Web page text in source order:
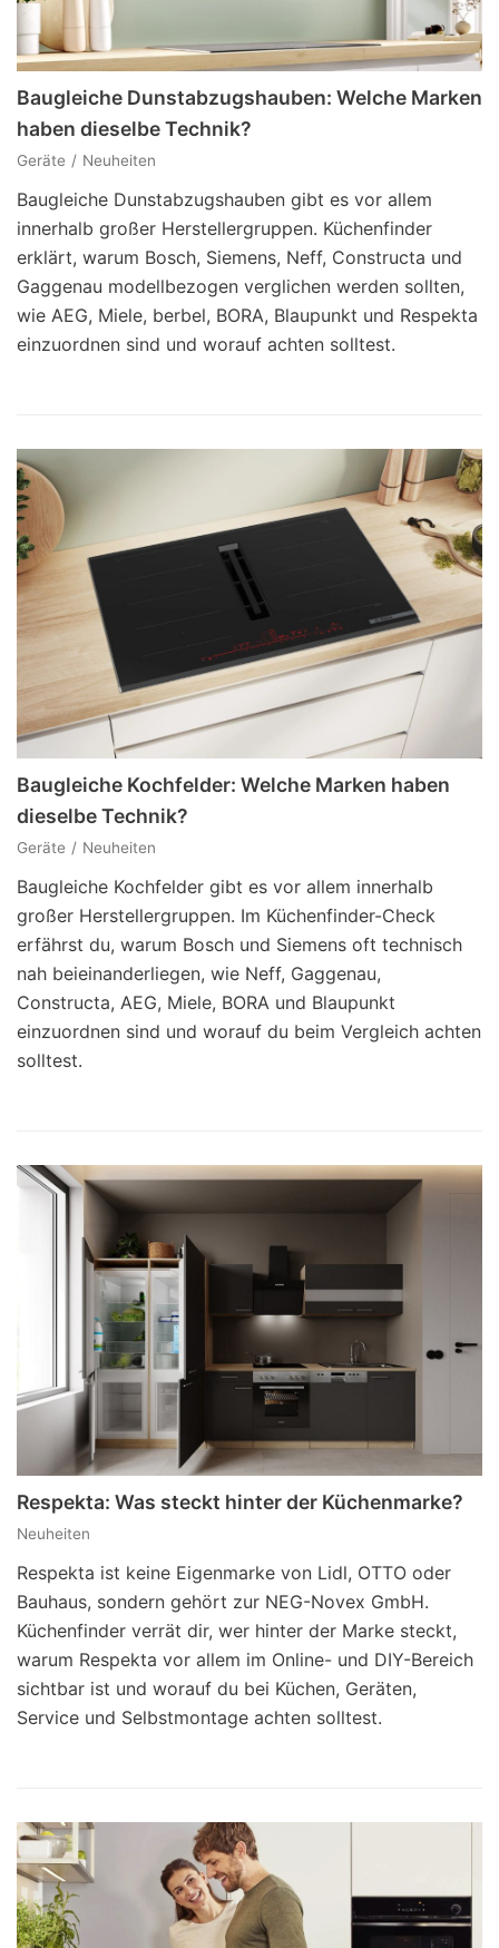
Baugleiche Dunstabzugshauben: Welche Marken
haben dieselbe Technik?
Geräte Neuheiten
Baugleiche Dunstabzugshauben gibt es vor allem
innerhalb großer Herstellergruppen. Küchenfinder
erklärt, warum Bosch, Siemens, Neff, Constructa und
Gaggenau modellbezogen verglichen werden sollten,
wie AEG, Miele, berbel, BORA, Blaupunkt und Respekta
einzuordnen sind und worauf achten solltest.
Baugleiche Kochfelder: Welche Marken haben
dieselbe Technik?
Geräte Neuheiten
Baugleiche Kochfelder gibt es vor allem innerhalb
großer Herstellergruppen. Im Küchenfinder-Check
erfährst du, warum Bosch und Siemens oft technisch
nah beieinanderliegen, wie Neff, Gaggenau,
Constructa, AEG, Miele, BORA und Blaupunkt
einzuordnen sind und worauf du beim Vergleich achten
solltest.
Respekta: Was steckt hinter der Küchenmarke?
Neuheiten
Respekta ist keine Eigenmarke von Lidl, OTTO oder
Bauhaus, sondern gehört zur NEG-Novex GmbH.
Küchenfinder verrät dir, wer hinter der Marke steckt,
warum Respekta vor allem im Online- und DIY-Bereich
sichtbar ist und worauf du bei Küchen, Geräten,
Service und Selbstmontage achten solltest.